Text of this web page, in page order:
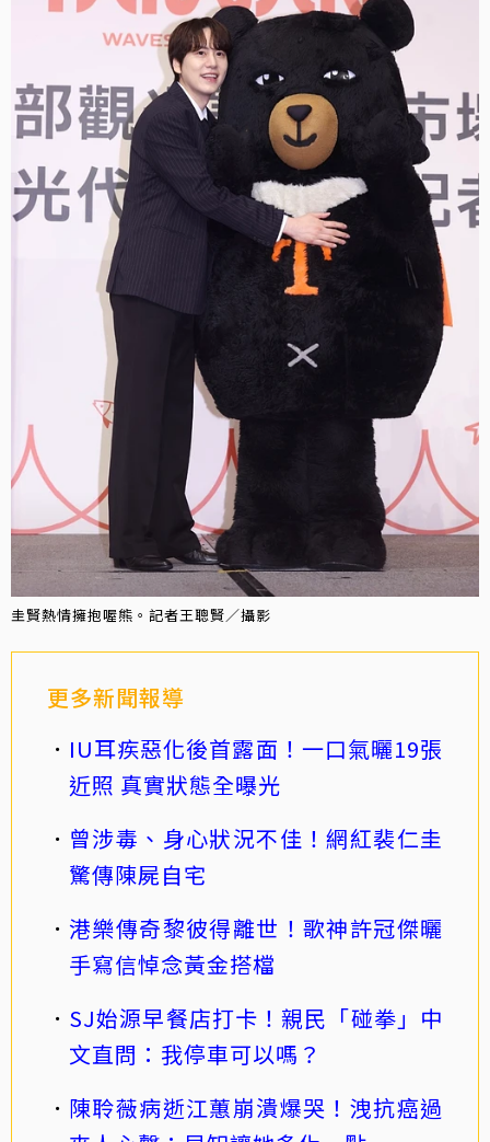
圭賢熱情擁抱喔熊。記者王聰賢／攝影
更多新聞報導
IU耳疾惡化後首露面！一口氣曬19張
近照 真實狀態全曝光
曾涉毒、身心狀況不佳！網紅裴仁圭
驚傳陳屍自宅
港樂傳奇黎彼得離世！歌神許冠傑曬
手寫信悼念黃金搭檔
SJ始源早餐店打卡！親民「碰拳」中
文直問：我停車可以嗎？
陳聆薇病逝江蕙崩潰爆哭！洩抗癌過